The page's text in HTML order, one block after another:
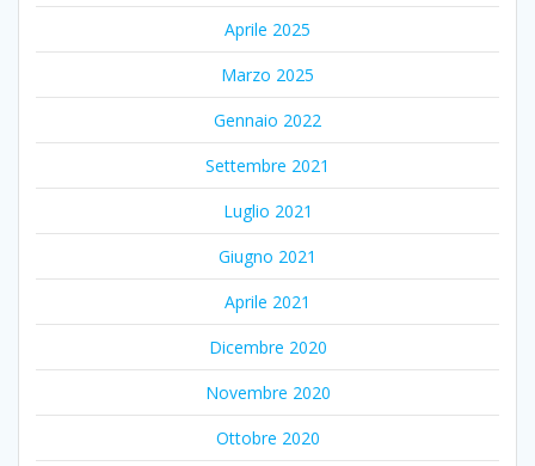
Aprile 2025
Marzo 2025
Gennaio 2022
Settembre 2021
Luglio 2021
Giugno 2021
Aprile 2021
Dicembre 2020
Novembre 2020
Ottobre 2020